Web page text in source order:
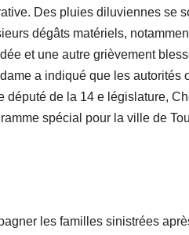
Des pluies diluviennes se
dégâts matériels,
et une autre grièvement
a indiqué que les autorités
de la 14 e législature,
spécial pour la ville de
les familles sinistrées